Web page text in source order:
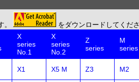
。
をダウンロードしてくださ
X
series
No.1
X
series
No.2
Z
series
M
series
X1 X5 M Z3 M2